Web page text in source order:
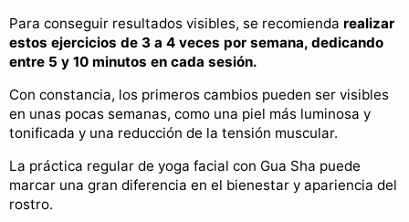
Para conseguir resultados visibles, se recomienda realizar
estos ejercicios de 3 a 4 veces por semana, dedicando
entre 5 y 10 minutos en cada sesión.
Con constancia, los primeros cambios pueden ser visibles
en unas pocas semanas, como una piel más luminosa y
tonificada y una reducción de la tensión muscular.
La práctica regular de yoga facial con Gua Sha puede
marcar una gran diferencia en el bienestar y apariencia del
rostro.